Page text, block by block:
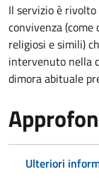
Il servizio è
convivenza
religiosi e simili)
intervenuto nella
dimora abituale
Ulteriori